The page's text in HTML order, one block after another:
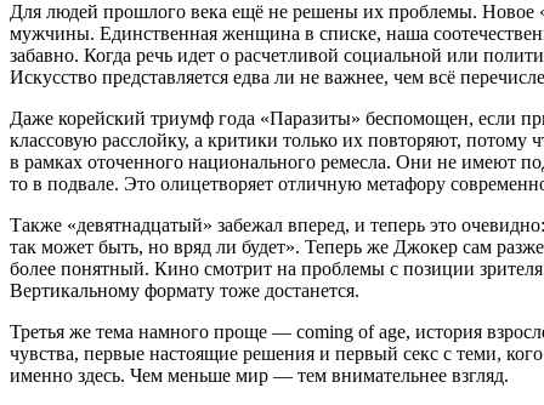
Для людей прошлого века ещё не решены их проблемы. Новое
мужчины. Единственная женщина в списке, наша
забавно. Когда речь идет о расчетливой социальной или
Искусство представляется едва ли не важнее, чем всё
Даже корейский триумф года «Паразиты» беспомощен, если
классовую расслойку, а критики только их повторяют,
в рамках оточенного национального ремесла. Они не имеют
то в подвале. Это олицетворяет отличную метафору
Также «девятнадцатый» забежал вперед, и теперь это
так может быть, но вряд ли будет». Теперь же Джокер сам
более понятный. Кино смотрит на проблемы с позиции зрителя
Вертикальному формату тоже достанется.
Третья же тема намного проще ― coming of age, история
чувства, первые настоящие решения и первый секс с теми,
именно здесь. Чем меньше мир ― тем внимательнее взгляд.